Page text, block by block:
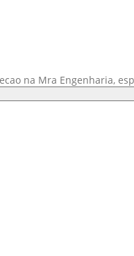
na Mra Engenharia,